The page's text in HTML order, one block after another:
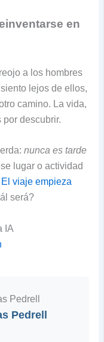
en
a los hombres
lejos de ellos,
camino. La vida,
descubrir.
nunca es tarde
lugar o actividad
El viaje empieza
será?
IA
Pedrell